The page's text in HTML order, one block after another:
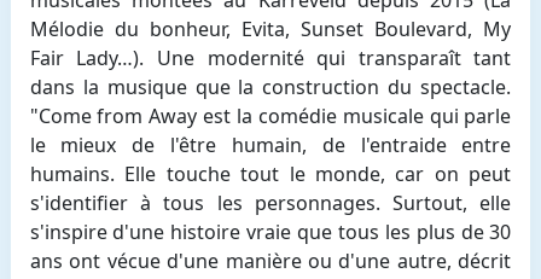
Mélodie du bonheur, Evita, Sunset Boulevard, My
Fair Lady…). Une modernité qui transparaît tant
dans la musique que la construction du spectacle.
"Come from Away est la comédie musicale qui parle
le mieux de l'être humain, de l'entraide entre
humains. Elle touche tout le monde, car on peut
s'identifier à tous les personnages. Surtout, elle
s'inspire d'une histoire vraie que tous les plus de 30
ans ont vécue d'une manière ou d'une autre, décrit